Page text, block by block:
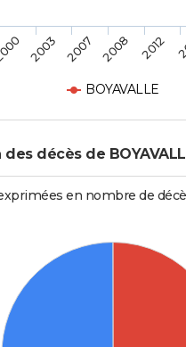
BOYAVALLE
2003 2007 2008 2012
décès de
en nombre de